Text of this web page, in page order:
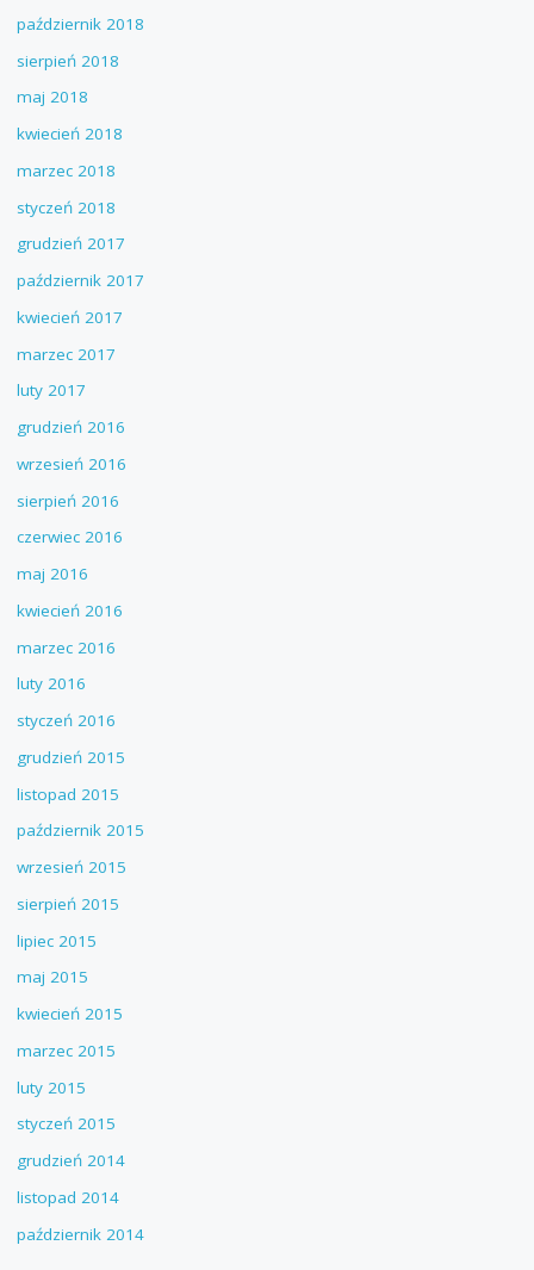
październik 2018
sierpień 2018
maj 2018
kwiecień 2018
marzec 2018
styczeń 2018
grudzień 2017
październik 2017
kwiecień 2017
marzec 2017
luty 2017
grudzień 2016
wrzesień 2016
sierpień 2016
czerwiec 2016
maj 2016
kwiecień 2016
marzec 2016
luty 2016
styczeń 2016
grudzień 2015
listopad 2015
październik 2015
wrzesień 2015
sierpień 2015
lipiec 2015
maj 2015
kwiecień 2015
marzec 2015
luty 2015
styczeń 2015
grudzień 2014
listopad 2014
październik 2014